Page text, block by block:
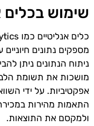
שימוש בכלים
מספקים נתונים
ניתוח הנתונים ניתן
מושכות את תשומת
אפקטיביות. על ידי
התאמות מהירות
ולמקסם את התוצאות.